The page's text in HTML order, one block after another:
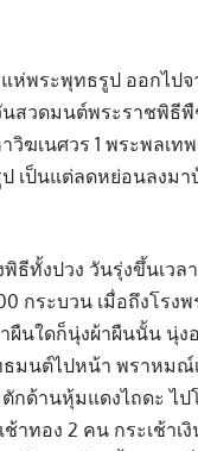
ห่พระพุทธรูป ออกไปจ
สวดมนต์พระราชพิธี
ฆเนศวร 1 พระพลเท
เป็นแต่ลดหย่อนลงมา
ทั้งปวง วันรุ่งขึ้นเวล
กระบวน เมื่อถึงโรงพ
ผืนใดก็นุ่งผ้าผืนนั้น นุ่ง
มนต์ไปหน้า พราหม
ด้านหุ้มแดงไถดะ ไป
ช้าทอง 2 คน กระเช้าเ